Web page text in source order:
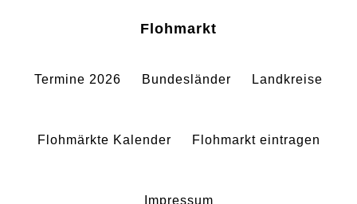
springen
springen
Flohmarkt
Termine 2026 Bundesländer Landkreise
Flohmärkte Kalender Flohmarkt eintragen
Impressum